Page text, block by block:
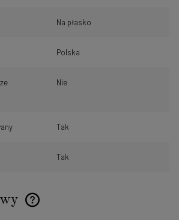
Na płasko
Polska
Nie
Tak
Tak
kosztów płatności